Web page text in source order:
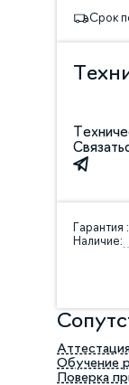
Срок
Гарантия :
Наличие:
Обучение
Поверка